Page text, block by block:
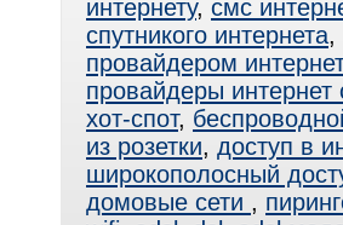
интернету, смс
спутникого интернета,
провайдером
провайдеры интернет
хот-спот,
из розетки, доступ в
широкополосный
домовые сети ,